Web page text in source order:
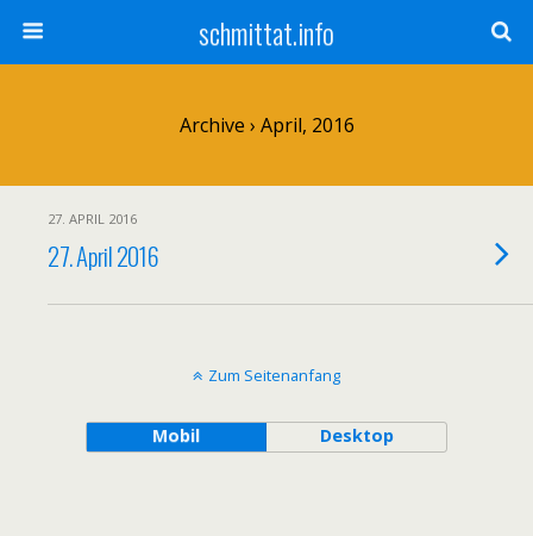
schmittat.info
Archive › April, 2016
27. APRIL 2016
27. April 2016
Zum Seitenanfang
Mobil Desktop